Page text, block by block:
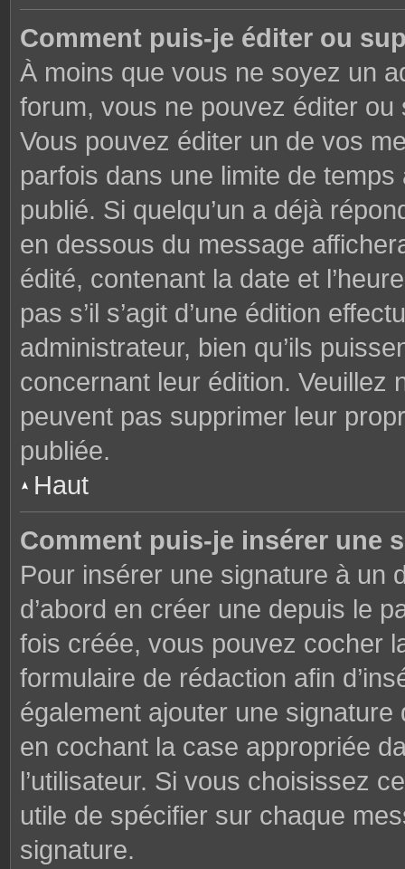
Comment puis-je éditer ou
À moins que vous ne soyez un
forum, vous ne pouvez éditer
Vous pouvez éditer un de vos
parfois dans une limite de
publié. Si quelqu’un a déjà
en dessous du message
édité, contenant la date et
pas s’il s’agit d’une édition
administrateur, bien qu’ils
concernant leur édition. Veuillez
peuvent pas supprimer leur
publiée.
Haut
Comment puis-je insérer une
Pour insérer une signature à un
d’abord en créer une depuis le
fois créée, vous pouvez cocher
formulaire de rédaction afin
également ajouter une
en cochant la case appropriée
l’utilisateur. Si vous choisissez
utile de spécifier sur chaque
signature.